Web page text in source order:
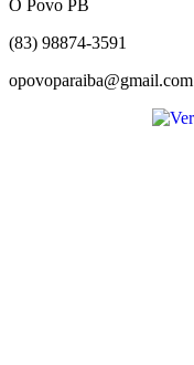
O Povo PB
(83) 98874-3591
opovoparaiba@gmail.com